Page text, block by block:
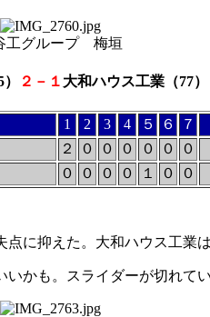
工グループ 梅垣
２－１ 大和ハウス工業 （77）
1 2 3 4 ５ ６ ７
２ ０ ０ ０ ０ ０ ０
０ ０ ０ ０ １ ０ ０
抑えた。大和ハウス工業
も。スライダーが切れて